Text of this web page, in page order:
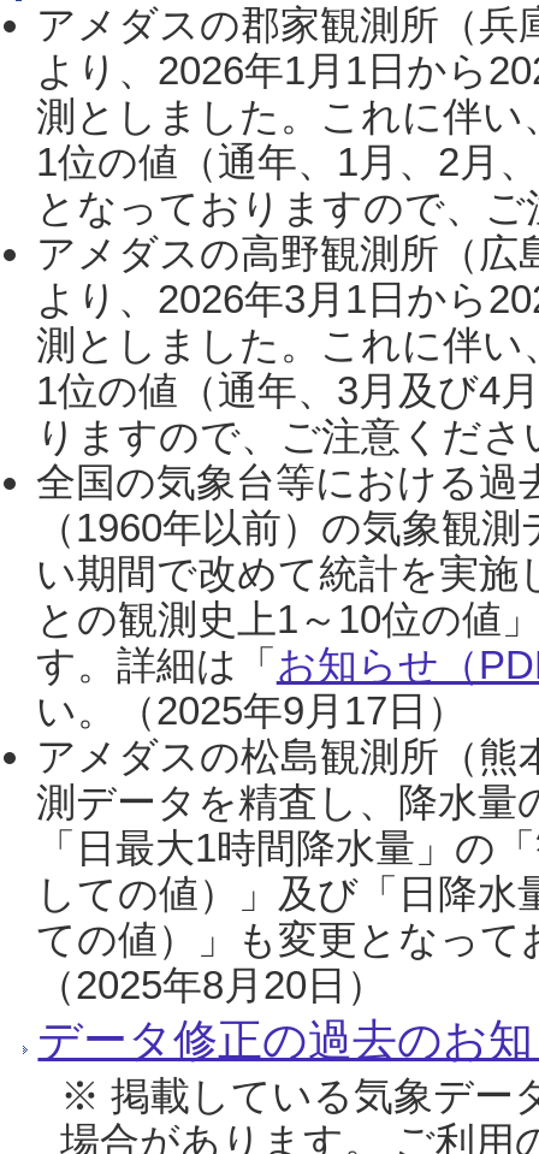
アメダスの郡家観測所（
より、2026年1月1日から
測としました。これに伴い
1位の値（通年、1月、2月
となっておりますので、
アメダスの高野観測所（
より、2026年3月1日から
測としました。これに伴い
1位の値（通年、3月及び4
りますので、ご注意くだ
全国の気象台等における過
（1960年以前）の気象観
い期間で改めて統計を実
との観測史上1～10位の値
す。詳細は「 お知らせ（
い。（2025年9月17日）
アメダスの松島観測所（熊
測データを精査し、降水
「日最大1時間降水量」の
しての値）」及び「日降
ての値）」も変更となっ
（2025年8月20日）
データ修正の過去のお
※ 掲載している気象デー
場合があります。 ご利用